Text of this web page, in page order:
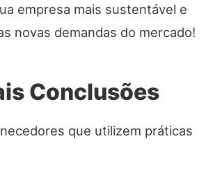
empresa mais sustentável e
novas demandas do mercado!
Conclusões
que utilizem práticas